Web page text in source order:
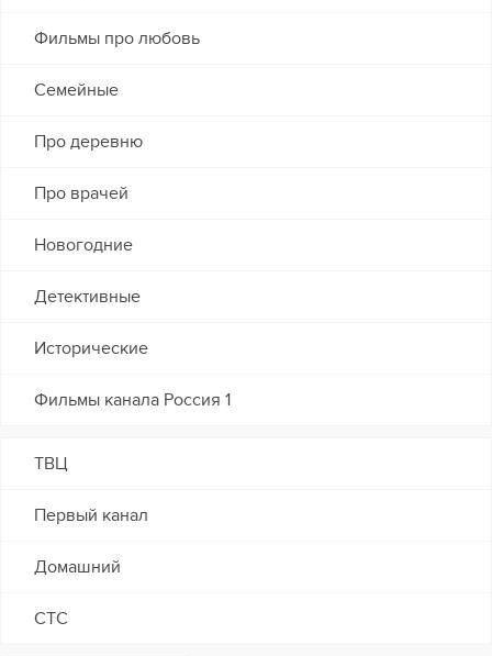
Фильмы про любовь
Семейные
Про деревню
Про врачей
Новогодние
Детективные
Исторические
Фильмы канала Россия 1
ТВЦ
Первый канал
Домашний
СТС